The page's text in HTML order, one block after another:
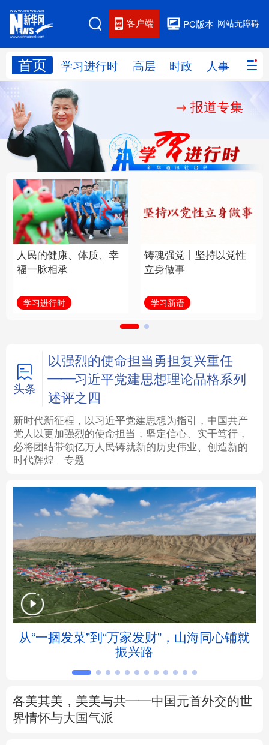
网站无障碍
PC版本
客户端
首页 学习进行时 高层 时政 人事 国际
网站地图
学习进行时 人事
国际 财经 网评
思客智库 全球连线 教育
科技 科创
文化 书画
访谈 视频 图片 政务
学术中国 乡村振兴 银龄 溯源中国
城市 旅游 能源 会展
彩票 娱乐 时尚 悦读
公益 一带一路 亚太网 上市公司
地方频道
北京 天津 河北 山西
辽宁 吉林 上海 江苏
浙江 安徽 福建 江西
四川 贵州
报道专集
人民的健康、体质、幸
福一脉相承
学习进行时
铸魂强党丨坚持以党性
立身做事
学习新语
头条
以强烈的使命担当勇担复兴重任
——习近平党建思想理论品格系列
述评之四
新时代新征程，以习近平党建思想为指引，中国共产
党人以更加强烈的使命担当，坚定信心、实干笃行，
必将团结带领亿万人民铸就新的历史伟业、创造新的
时代辉煌
专题
从“一捆发菜”到“万家发财”，山海同心铺就
振兴路
各美其美，美美与共——中国元首外交的世
界情怀与大国气派